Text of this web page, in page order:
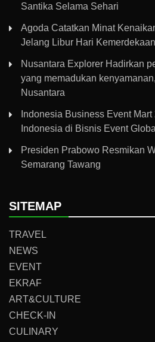
Santika Selama Sehari
Agoda Catatkan Minat
Jelang Libur Hari Kemerdekaan
Nusantara Explorer Hadirkan
yang memadukan
Nusantara
Indonesia Business Event
Indonesia di Bisnis Event Global
Presiden Prabowo Resmikan
Semarang Tawang
SITEMAP
TRAVEL
NEWS
EVENT
EKRAF
ART&CULTURE
CHECK-IN
CULINARY